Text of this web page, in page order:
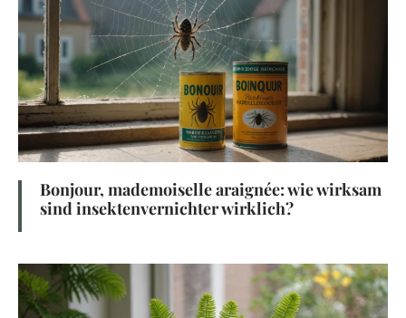
Bonjour, mademoiselle araignée: wie wirksam
sind insektenvernichter wirklich?